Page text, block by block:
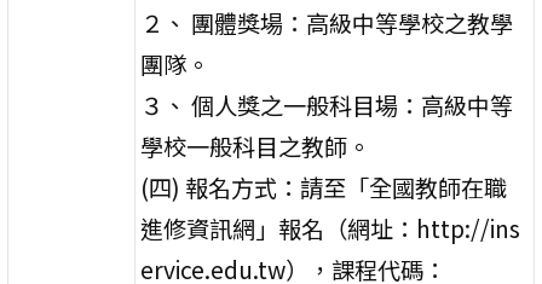
２、 團體獎場：高級中等學校之教學
團隊。
３、 個人獎之一般科目場：高級中等
學校一般科目之教師。
(四) 報名方式：請至「全國教師在職
進修資訊網」報名（網址：http://ins
ervice.edu.tw），課程代碼：